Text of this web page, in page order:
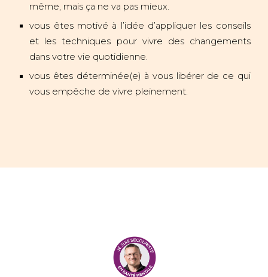
même, mais ça ne va pas mieux.
vous êtes motivé à l’idée d’appliquer les conseils
et les techniques pour vivre des changements
dans votre vie quotidienne.
vous êtes déterminée(e) à vous libérer de ce qui
vous empêche de vivre pleinement.